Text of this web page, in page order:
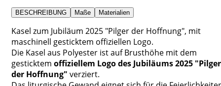
BESCHREIBUNG Maße Materialien
Kasel zum Jubiläum 2025 "Pilger der Hoffnung", mit
maschinell gesticktem offiziellen Logo.
Die Kasel aus Polyester ist auf Brusthöhe mit dem
gesticktem offiziellem Logo des Jubiläums 2025 "Pilger
der Hoffnung" verziert.